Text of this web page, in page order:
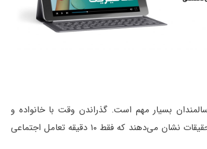
بسیار مهم است. گذراندن وقت با خانواده و
دوستان یا شرکت در رویدادهای مختلف یکی از روش‌ هایتقویت حافظه کهنسالان است. . تحقیقات نشان می‌دهند که فقط ۱۰ دقیقه تعامل اجتماعی